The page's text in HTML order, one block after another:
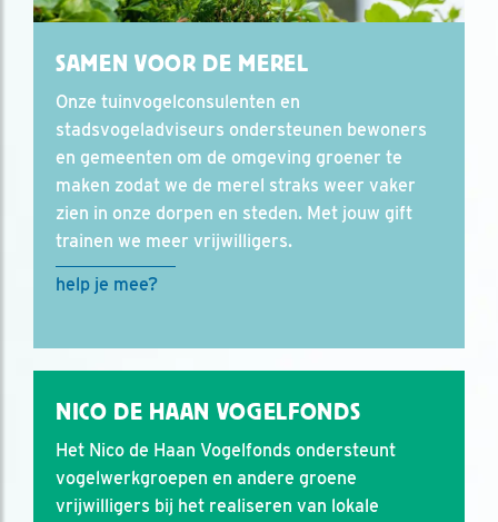
SAMEN VOOR DE MEREL
Onze tuinvogelconsulenten en
stadsvogeladviseurs ondersteunen bewoners
en gemeenten om de omgeving groener te
maken zodat we de merel straks weer vaker
zien in onze dorpen en steden. Met jouw gift
trainen we meer vrijwilligers.
help je mee?
NICO DE HAAN VOGELFONDS
Het Nico de Haan Vogelfonds ondersteunt
vogelwerkgroepen en andere groene
vrijwilligers bij het realiseren van lokale